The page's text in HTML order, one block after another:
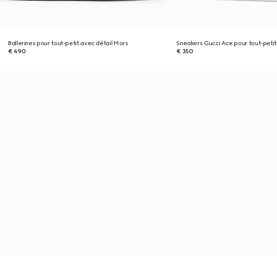
Ballerines pour tout-petit avec détail Mors
€ 490
Sneakers Gucci Ace pour tout-petit
€ 350